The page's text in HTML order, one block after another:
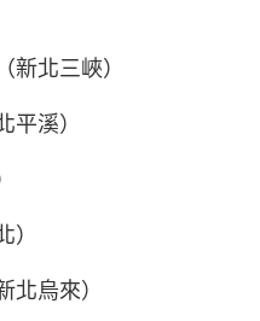
新北三峽）
平溪）
）
北烏來）